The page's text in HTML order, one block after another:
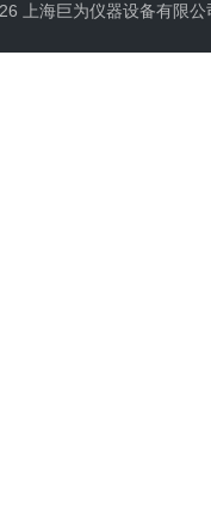
上海巨为仪器设备有限